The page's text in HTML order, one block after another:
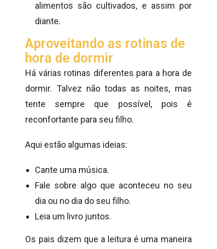
alimentos são cultivados, e assim por
diante.
Aproveitando as rotinas de
hora de dormir
Há várias rotinas diferentes para a hora de
dormir. Talvez não todas as noites, mas
tente sempre que possível, pois é
reconfortante para seu filho.
Aqui estão algumas ideias:
Cante uma música.
Fale sobre algo que aconteceu no seu
dia ou no dia do seu filho.
Leia um livro juntos.
Os pais dizem que a leitura é uma maneira